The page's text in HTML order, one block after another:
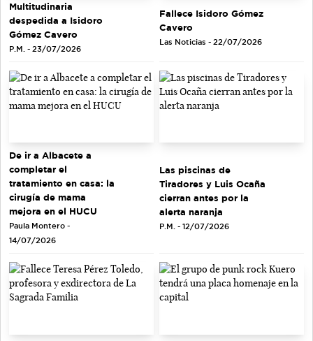
Multitudinaria
despedida a Isidoro
Gómez Cavero
P.M. - 23/07/2026
Fallece Isidoro Gómez
Cavero
Las Noticias - 22/07/2026
De ir a Albacete a
completar el
tratamiento en casa: la
cirugía de mama
mejora en el HUCU
Paula Montero -
14/07/2026
Las piscinas de
Tiradores y Luis Ocaña
cierran antes por la
alerta naranja
P.M. - 12/07/2026